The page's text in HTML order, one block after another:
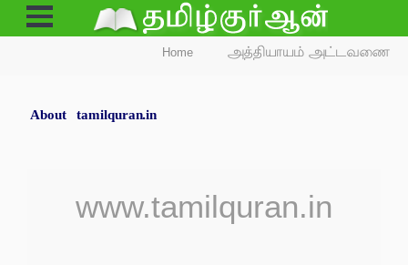
Open
Menu
Home அத்தியாயம் அட்டவணை
About tamilquran.in
www.tamilquran.in